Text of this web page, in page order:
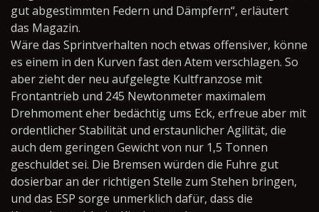
gut abgestimmten Federn und Dämpfern“, erläutert
das Magazin.
Wäre das Sprintverhalten noch etwas offensiver, könne
es einem in den Kurven fast den Atem verschlagen. So
aber zieht der neu aufgelegte Kultfranzose mit
Frontantrieb und 245 Newtonmeter maximalem
Drehmoment eher bedächtig ums Eck, erfreue aber mit
ordentlicher Stabilität und erstaunlicher Agilität, die
auch dem geringen Gewicht von nur 1,5 Tonnen
geschuldet sei. Die Bremsen würden die Fuhre gut
dosierbar an der richtigen Stelle zum Stehen bringen,
und das ESP sorge unmerklich dafür, dass die